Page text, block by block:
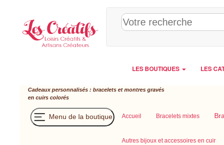
LES BOUTIQUES LES
Cadeaux personnalisés : bracelets et montres gravés
en cuirs colorés
Menu de la boutique Accueil Bracelets mixtes
Autres bijoux et accessoires en cuir